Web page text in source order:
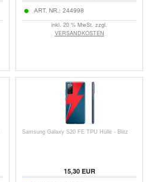
ART. NR.: 244998
inkl. 20 % MwSt. zzgl.
VERSANDKOSTEN
Samsung Galaxy S20 FE TPU Hülle - Blitz
15,30EUR